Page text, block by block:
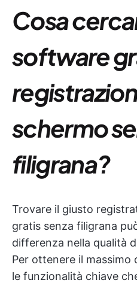
Cosa
software
schermo
filigrana?
Trovare il giusto
gratis senza filigrana
differenza nella qualità
Per ottenere il
le funzionalità chiave